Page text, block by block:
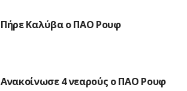
Πήρε Καλύβα ο ΠΑΟ Ρουφ
Ανακοίνωσε 4 νεαρούς ο ΠΑΟ Ρουφ